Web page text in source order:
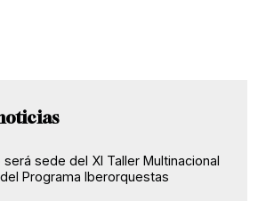
sede del XI Taller Multinacional
Programa Iberorquestas